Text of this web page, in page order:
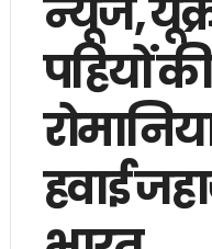
न्यूज,
पहियों
हवाई